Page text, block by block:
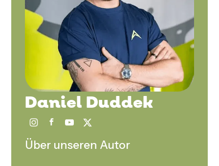
Daniel Duddek
Über unseren Autor